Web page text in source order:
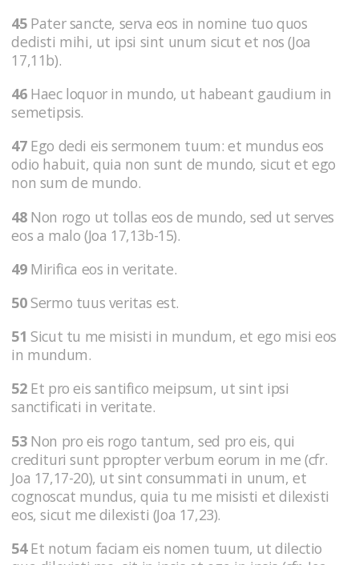
45Pater sancte, serva eos in nomine tuo quos
dedisti mihi, ut ipsi sint unum sicut et nos (Joa
17,11b).
46Haec loquor in mundo, ut habeant gaudium in
semetipsis.
47Ego dedi eis sermonem tuum: et mundus eos
odio habuit, quia non sunt de mundo, sicut et ego
non sum de mundo.
48Non rogo ut tollas eos de mundo, sed ut serves
eos a malo (Joa 17,13b-15).
49Mirifica eos in veritate.
50Sermo tuus veritas est.
51 Sicut tu me misisti in mundum, et ego misi eos
in mundum.
52Et pro eis santifico meipsum, ut sint ipsi
sanctificati in veritate.
53Non pro eis rogo tantum, sed pro eis, qui
credituri sunt ppropter verbum eorum in me (cfr.
Joa 17,17-20), ut sint consummati in unum, et
cognoscat mundus, quia tu me misisti et dilexisti
eos, sicut me dilexisti (Joa 17,23).
54Et notum faciam eis nomen tuum, ut dilectio